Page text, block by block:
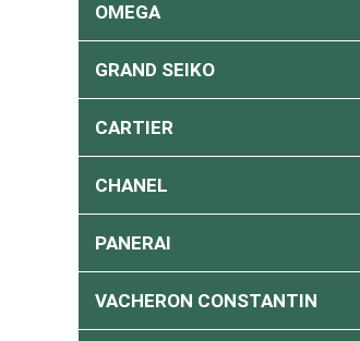
OMEGA
GRAND SEIKO
CARTIER
CHANEL
PANERAI
VACHERON CONSTANTIN